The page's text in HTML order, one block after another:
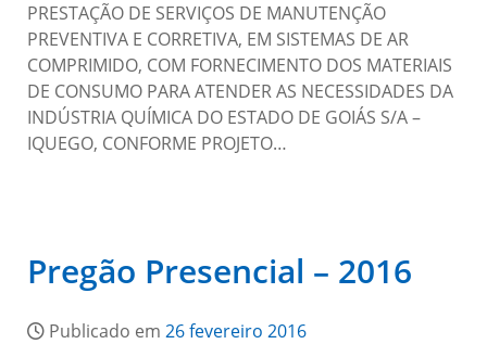
PRESTAÇÃO DE SERVIÇOS DE MANUTENÇÃO
PREVENTIVA E CORRETIVA, EM SISTEMAS DE AR
COMPRIMIDO, COM FORNECIMENTO DOS MATERIAIS
DE CONSUMO PARA ATENDER AS NECESSIDADES DA
INDÚSTRIA QUÍMICA DO ESTADO DE GOIÁS S/A –
IQUEGO, CONFORME PROJETO…
Pregão Presencial – 2016
Publicado em 26 fevereiro 2016